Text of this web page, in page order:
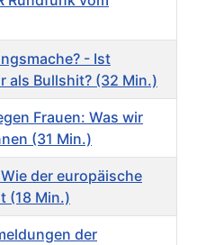
- Ist
als Bullshit? (32 Min.)
Frauen: Was wir
(31 Min.)
der europäische
(18 Min.)
der